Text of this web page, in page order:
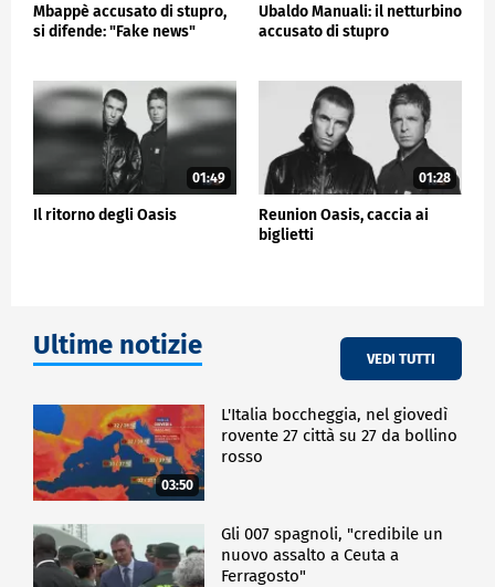
SPETTACOLO
Mbappè accusato di stupro,
si difende: "Fake news"
Ubaldo Manuali: il netturbino
accusato di stupro
01:49
Il ritorno degli Oasis
01:28
Reunion Oasis, caccia ai
biglietti
Ultime notizie VEDI TUTTI
03:50
L'Italia boccheggia, nel giovedì
rovente 27 città su 27 da bollino
rosso
Gli 007 spagnoli, "credibile un
nuovo assalto a Ceuta a
Ferragosto"